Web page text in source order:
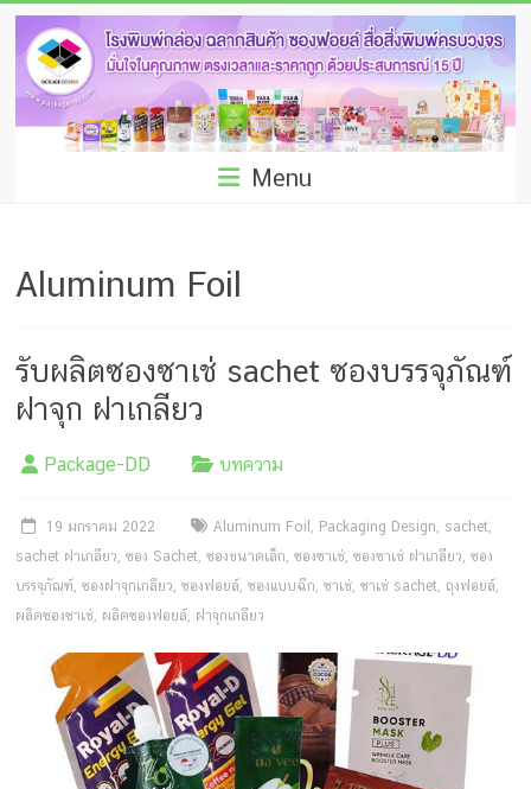
Skip
content
โรง
พิมพ์
กล่อง
ผลิต
ซอง
ฟอยล์
รับ
ผลิต
ครีม
บรรจุ
ภัณฑ์
ฉลาก
ครบ
วงจร
Menu
Aluminum Foil
รับผลิตซองซาเช่ sachet ซองบรรจุภัณฑ์
ฝาจุก ฝาเกลียว
Package-DD บทความ
19 มกราคม 2022 Aluminum Foil , Packaging Design, sachet,
sachet ฝาเกลียว,ซอง Sachet,ซองขนาดเล็ก,ซองซาเช่,ซองซาเช่ ฝาเกลียว,ซอง
บรรจุภัณฑ์,ซองฝาจุกเกลียว,ซองฟอยล์,ซองแบบฉีก,ซาเช่,ซาเช่ sachet,ถุงฟอยล์,
ผลิตซองซาเช่, ผลิตซองฟอยล์, ฝาจุกเกลียว